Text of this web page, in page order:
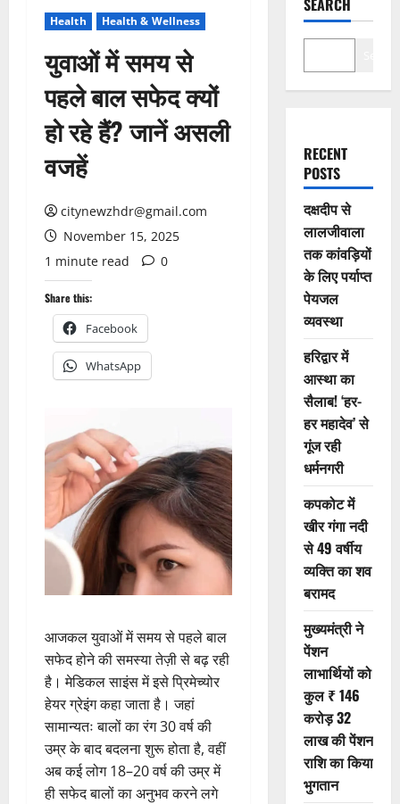
Health Health & Wellness
युवाओं में समय से
पहले बाल सफेद क्यों
हो रहे हैं? जानें असली
वजहें
citynewzhdr@gmail.com
November 15, 2025
1 minute read
0
Share this:
Facebook
WhatsApp
आजकल युवाओं में समय से पहले बाल
सफेद होने की समस्या तेज़ी से बढ़ रही
है। मेडिकल साइंस में इसे प्रिमेच्योर
हेयर ग्रेइंग कहा जाता है। जहां
सामान्यतः बालों का रंग 30 वर्ष की
उम्र के बाद बदलना शुरू होता है, वहीं
अब कई लोग 18–20 वर्ष की उम्र में
ही सफेद बालों का अनुभव करने लगे
SEARCH
RECENT
POSTS
दक्षदीप से
लालजीवाला
तक कांवड़ियों
के लिए पर्याप्त
पेयजल
व्यवस्था
हरिद्वार में
आस्था का
सैलाब! ‘हर-
हर महादेव’ से
गूंज रही
धर्मनगरी
कपकोट में
खीर गंगा नदी
से 49 वर्षीय
व्यक्ति का शव
बरामद
मुख्यमंत्री ने
पेंशन
लाभार्थियों को
कुल ₹ 146
करोड़ 32
लाख की पेंशन
राशि का किया
भुगतान